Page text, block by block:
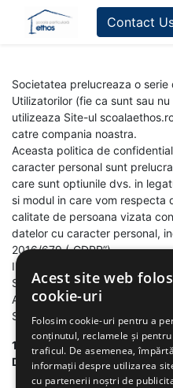
Contact
Societatea prelucreaza o
Utilizatorilor (fie ca sunt sau
utilizeaza Site-ul
catre compania noastra.
Aceasta politica de
caracter personal sunt
care sunt optiunile dvs. in
si modul in care vom respecta
calitate de persoana vizata
datelor cu caracter personal,
2016/679 („GDPR”).
INAINTE DE A UTILIZA SITE-
SERVICIILE NOASTRE, VA
ATENTIE ACEASTA POLITICA
SUNT PRELUCRATE DATELE
1. CINE ESTE RESPONSABIL
DVS.?
Acest site web
cookie-uri
Folosim cookie-uri pentru a
conținutul, reclamele și
traficul. De asemenea,
informații despre utilizarea
cu partenerii noștri de